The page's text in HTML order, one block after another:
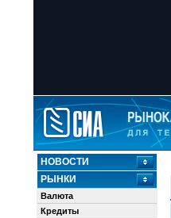
НОВОСТИ
РЫНКИ
Валюта
Кредиты